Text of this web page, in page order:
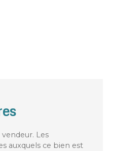
Les
auxquels ce bien est